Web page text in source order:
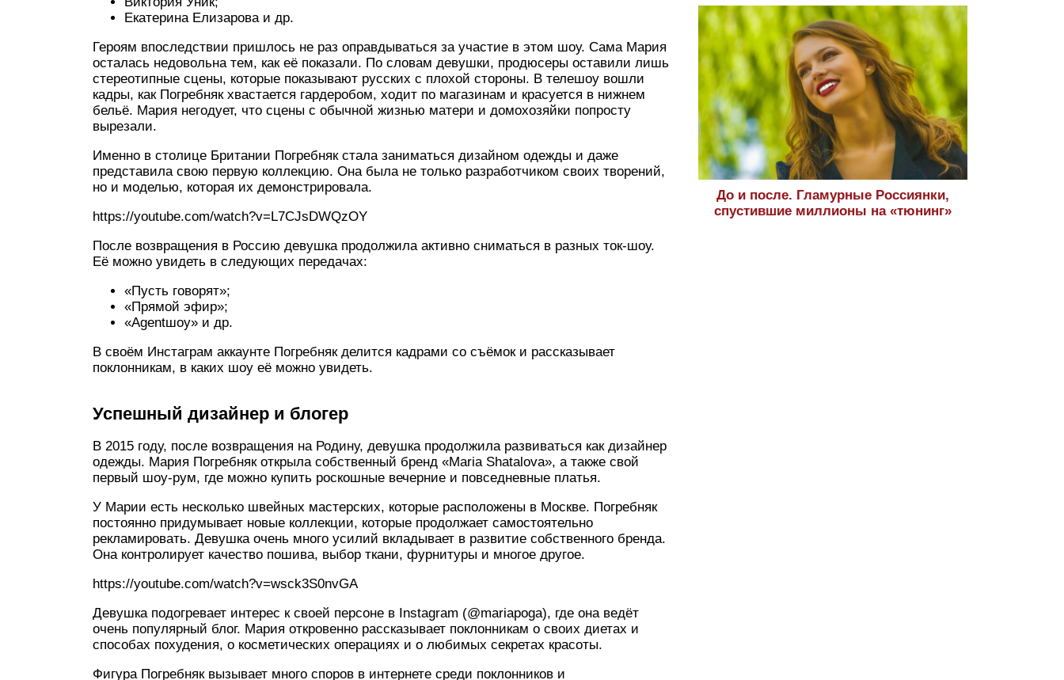
Екатерина Елизарова и др.
Героям впоследствии пришлось не раз оправдываться за участие в этом шоу. Сама Мария
осталась недовольна тем, как её показали. По словам девушки, продюсеры оставили лишь
стереотипные сцены, которые показывают русских с плохой стороны. В телешоу вошли
кадры, как Погребняк хвастается гардеробом, ходит по магазинам и красуется в нижнем
бельё. Мария негодует, что сцены с обычной жизнью матери и домохозяйки попросту
вырезали.
Именно в столице Британии Погребняк стала заниматься дизайном одежды и даже
представила свою первую коллекцию. Она была не только разработчиком своих творений,
но и моделью, которая их демонстрировала.
https://youtube.com/watch?v=L7CJsDWQzOY
После возвращения в Россию девушка продолжила активно сниматься в разных ток-шоу.
Её можно увидеть в следующих передачах:
«Пусть говорят»;
«Прямой эфир»;
«Agentшоу» и др.
В своём Инстаграм аккаунте Погребняк делится кадрами со съёмок и рассказывает
поклонникам, в каких шоу её можно увидеть.
Успешный дизайнер и блогер
В 2015 году, после возвращения на Родину, девушка продолжила развиваться как дизайнер
одежды. Мария Погребняк открыла собственный бренд «Maria Shatalova», а также свой
первый шоу-рум, где можно купить роскошные вечерние и повседневные платья.
У Марии есть несколько швейных мастерских, которые расположены в Москве. Погребняк
постоянно придумывает новые коллекции, которые продолжает самостоятельно
рекламировать. Девушка очень много усилий вкладывает в развитие собственного бренда.
Она контролирует качество пошива, выбор ткани, фурнитуры и многое другое.
https://youtube.com/watch?v=wsck3S0nvGA
Девушка подогревает интерес к своей персоне в Instagram (@mariapoga), где она ведёт
очень популярный блог. Мария откровенно рассказывает поклонникам о своих диетах и
способах похудения, о косметических операциях и о любимых секретах красоты.
Фигура Погребняк вызывает много споров в интернете среди поклонников и
До и после. Гламурные Россиянки,
спустившие миллионы на «тюнинг»